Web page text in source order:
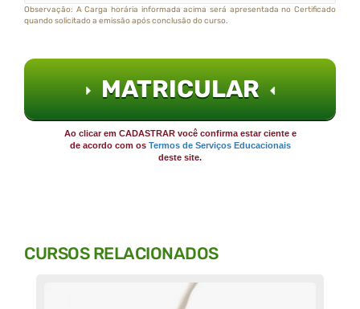
Observação: A Carga horária informada acima será apresentada no Certificado
quando solicitado a emissão após conclusão do curso.
MATRICULAR
Ao clicar em CADASTRAR você confirma estar ciente e
de acordo com os Termos de Serviços Educacionais
deste site.
CURSOS RELACIONADOS